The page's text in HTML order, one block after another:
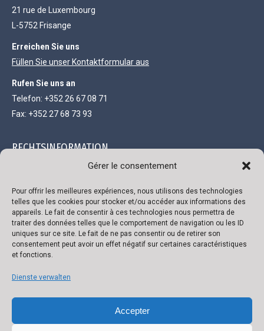
Gérer le consentement
Pour offrir les meilleures expériences, nous utilisons des technologies
telles que les cookies pour stocker et/ou accéder aux informations des
appareils. Le fait de consentir à ces technologies nous permettra de
traiter des données telles que le comportement de navigation ou les ID
uniques sur ce site. Le fait de ne pas consentir ou de retirer son
consentement peut avoir un effet négatif sur certaines caractéristiques
et fonctions.
Dienste verwalten
Accepter
21 rue de Luxembourg
L-5752 Frisange
Erreichen Sie uns
Füllen Sie unser Kontaktformular aus
Rufen Sie uns an
Telefon: +352 26 67 08 71
Fax: +352 27 68 73 93
RECHTSINFORMATION
111.300 €
R.C. Luxembourg B 118719
Genehmigungsnummer 136879/2
Umsatzsteuer-Identifikationsnummer LU 22332726
Bank: ING
IBAN: LU02 0141 0443 4790 0000 / BIC CELLLULL